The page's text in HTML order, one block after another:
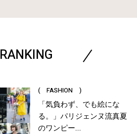
RANKING
( FASHION )
「気負わず、でも絵にな
る。」パリジェンヌ流真夏
のワンピー...